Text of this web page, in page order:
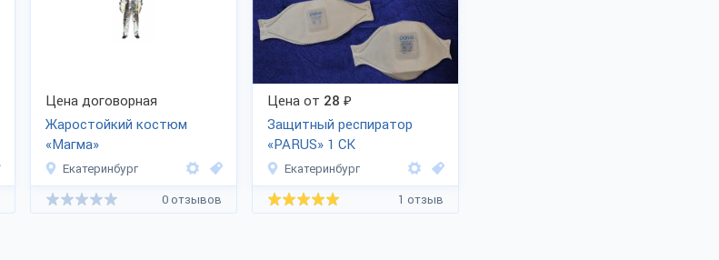
Цена договорная
Жаростойкий костюм
«Магма»
Екатеринбург
0 отзывов
Цена от 28 ₽
Защитный респиратор
«PARUS» 1 СК
Екатеринбург
1 отзыв